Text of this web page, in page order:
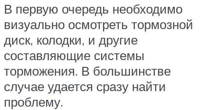
В первую очередь необходимо
визуально осмотреть тормозной
диск, колодки, и другие
составляющие системы
торможения. В большинстве
случае удается сразу найти
проблему.